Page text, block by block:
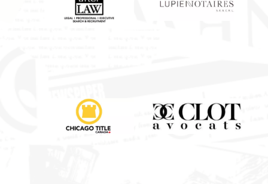
Recrutement Life After Law
Blanchard
La Compagnie D'assurance
Clot Avocats